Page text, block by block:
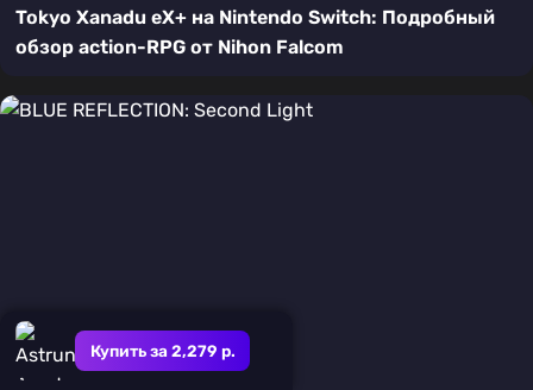
Купить за 2,279 р.
Tokyo Xanadu eX+ на Nintendo Switch: Подробный
обзор action-RPG от Nihon Falcom